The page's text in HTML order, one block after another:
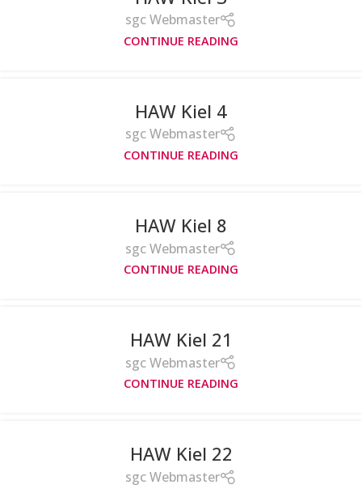
sgc Webmaster
CONTINUE READING
HAW Kiel 4
sgc Webmaster
CONTINUE READING
HAW Kiel 8
sgc Webmaster
CONTINUE READING
HAW Kiel 21
sgc Webmaster
CONTINUE READING
HAW Kiel 22
sgc Webmaster